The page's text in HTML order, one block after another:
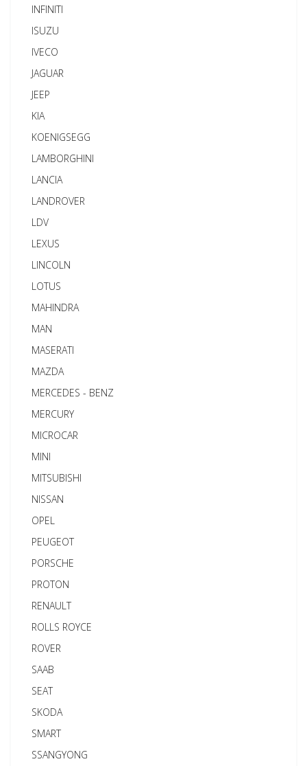
INFINITI
ISUZU
IVECO
JAGUAR
JEEP
KIA
KOENIGSEGG
LAMBORGHINI
LANCIA
LANDROVER
LDV
LEXUS
LINCOLN
LOTUS
MAHINDRA
MAN
MASERATI
MAZDA
MERCEDES - BENZ
MERCURY
MICROCAR
MINI
MITSUBISHI
NISSAN
OPEL
PEUGEOT
PORSCHE
PROTON
RENAULT
ROLLS ROYCE
ROVER
SAAB
SEAT
SKODA
SMART
SSANGYONG